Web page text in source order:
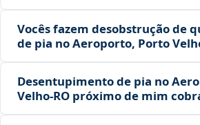
Vocês fazem desobstrução de
de pia no Aeroporto, Porto
Desentupimento de pia no
Velho‑RO próximo de mim